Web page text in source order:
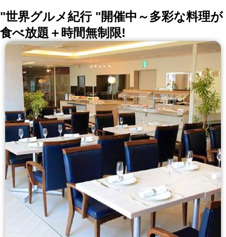
"世界グルメ紀行 "開催中～多彩な料理が
食べ放題＋時間無制限!